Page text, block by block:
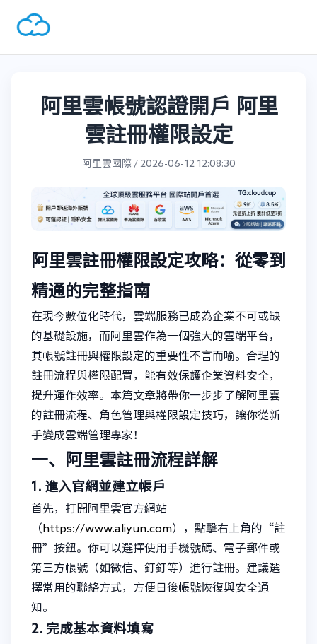
阿里雲帳號認證開戶 阿里
雲註冊權限設定
阿里雲國際 / 2026-06-12 12:08:30
阿里雲註冊權限設定攻略：從零到
精通的完整指南
在現今數位化時代，雲端服務已成為企業不可或缺
的基礎設施，而阿里雲作為一個強大的雲端平台，
其帳號註冊與權限設定的重要性不言而喻。合理的
註冊流程與權限配置，能有效保護企業資料安全，
提升運作效率。本篇文章將帶你一步步了解阿里雲
的註冊流程、角色管理與權限設定技巧，讓你從新
手變成雲端管理專家！
一、阿里雲註冊流程詳解
1. 進入官網並建立帳戶
首先，打開阿里雲官方網站
（ https://www.aliyun.com），點擊右上角的“註
冊”按鈕。你可以選擇使用手機號碼、電子郵件或
第三方帳號（如微信、釘釘等）進行註冊。建議選
擇常用的聯絡方式，方便日後帳號恢復與安全通
知。
2. 完成基本資料填寫